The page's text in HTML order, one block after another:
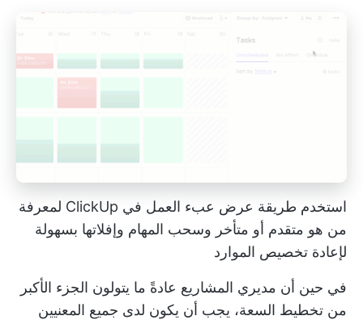
استخدم طريقة عرض عبء العمل في ClickUp لمعرفة
من هو متقدم أو متأخر وسحب المهام وإفلاتها بسهولة
لإعادة تخصيص الموارد
في حين أن مديري المشاريع عادةً ما يتولون الجزء الأكبر
من تخطيط السعة، يجب أن يكون لدى جميع المعنيين